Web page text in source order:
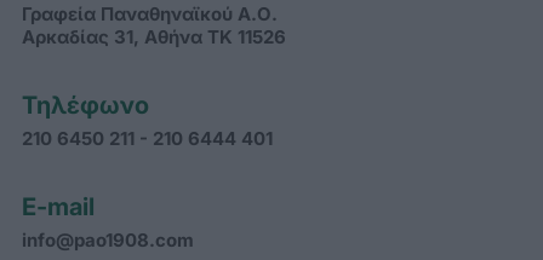
Γραφεία Παναθηναϊκού Α.Ο.
Αρκαδίας 31, Αθήνα ΤΚ 11526
Τηλέφωνο
210 6450 211 - 210 6444 401
E-mail
info@pao1908.com